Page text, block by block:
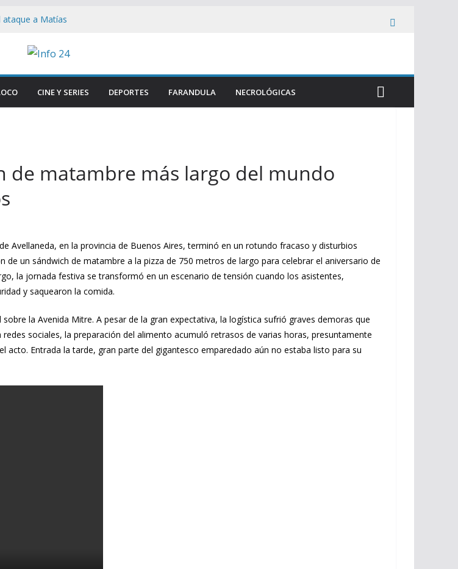
ataque a Matías
tras duros
y manifestantes
Aires
CINE Y SERIES DEPORTES FARANDULA NECROLÓGICAS
de matambre más largo del mundo
Avellaneda, en la provincia de Buenos Aires, terminó en un rotundo fracaso y disturbios
de un sándwich de matambre a la pizza de 750 metros de largo para celebrar el aniversario de
la jornada festiva se transformó en un escenario de tensión cuando los asistentes,
y saquearon la comida.
la Avenida Mitre. A pesar de la gran expectativa, la logística sufrió graves demoras que
sociales, la preparación del alimento acumuló retrasos de varias horas, presuntamente
Entrada la tarde, gran parte del gigantesco emparedado aún no estaba listo para su